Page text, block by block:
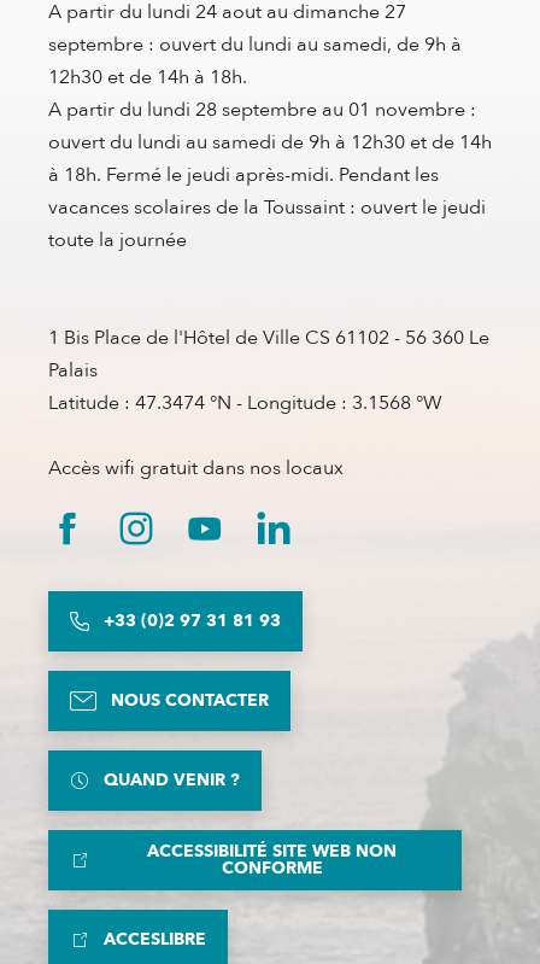
A partir du lundi 24 aout au dimanche 27
septembre : ouvert du lundi au samedi, de 9h à
12h30 et de 14h à 18h.
A partir du lundi 28 septembre au 01 novembre :
ouvert du lundi au samedi de 9h à 12h30 et de 14h
à 18h. Fermé le jeudi après-midi. Pendant les
vacances scolaires de la Toussaint : ouvert le jeudi
toute la journée
1 Bis Place de l'Hôtel de Ville CS 61102 - 56 360 Le
Palais
Latitude : 47.3474 °N - Longitude : 3.1568 °W
Accès wifi gratuit dans nos locaux
+33 (0)2 97 31 81 93
NOUS CONTACTER
QUAND VENIR ?
ACCESSIBILITÉ SITE WEB NON
CONFORME
ACCESLIBRE